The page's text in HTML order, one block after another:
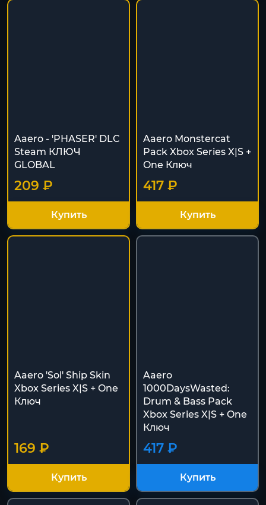
Aaero - 'PHASER' DLC
Steam КЛЮЧ
GLOBAL
209 ₽
Купить
Aaero Monstercat
Pack Xbox Series X|S +
One Ключ
417 ₽
Купить
Aaero 'Sol' Ship Skin
Xbox Series X|S + One
Ключ
169 ₽
Купить
Aaero
1000DaysWasted:
Drum & Bass Pack
Xbox Series X|S + One
Ключ
417 ₽
Купить